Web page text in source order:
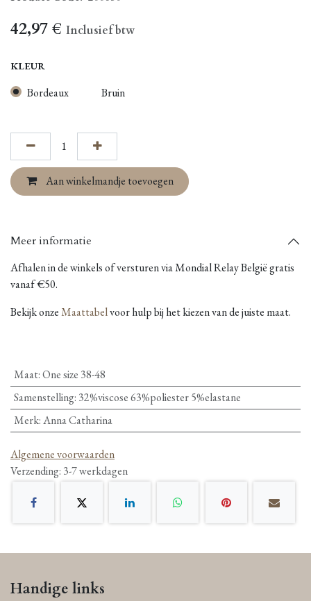
42,97€ Inclusief btw
KLEUR
Bordeaux Bruin
Aan winkelmandje toevoegen
Meer informatie
Afhalen in de winkels of versturen via Mondial Relay België gratis
vanaf €50.
Bekijk onzeMaattabelvoor hulp bij het kiezen van de juiste maat.
Maat:One size 38-48
Samenstelling: 32%viscose 63%poliester 5%elastane
Merk:Anna Catharina
Algemene voorwaarden
Verzending: 3-7 werkdagen
Handige links